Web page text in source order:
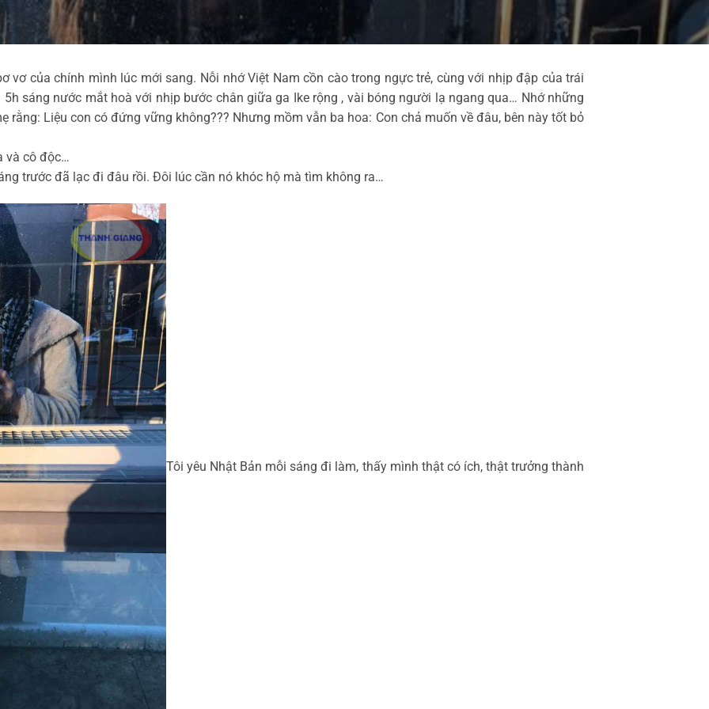
vơ của chính mình lúc mới sang. Nỗi nhớ Việt Nam cồn cào trong ngực trẻ, cùng với nhịp đập của trái
sáng nước mắt hoà với nhịp bước chân giữa ga Ike rộng , vài bóng người lạ ngang qua… Nhớ những
rằng: Liệu con có đứng vững không??? Nhưng mồm vẫn ba hoa: Con chả muốn về đâu, bên này tốt bỏ
và cô độc…
trước đã lạc đi đâu rồi. Đôi lúc cần nó khóc hộ mà tìm không ra…
Tôi yêu Nhật Bản mỗi sáng đi làm, thấy mình thật có ích, thật trưởng thành